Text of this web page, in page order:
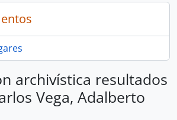
archivística resultados
Vega, Adalberto